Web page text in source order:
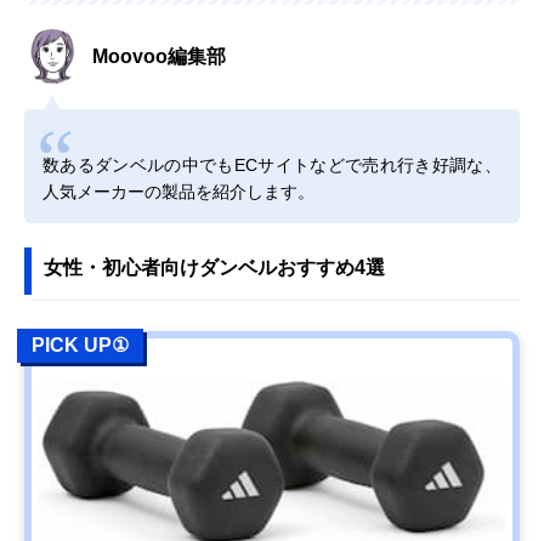
Moovoo編集部
数あるダンベルの中でもECサイトなどで売れ行き好調な、
人気メーカーの製品を紹介します。
女性・初心者向けダンベルおすすめ4選
PICK UP①